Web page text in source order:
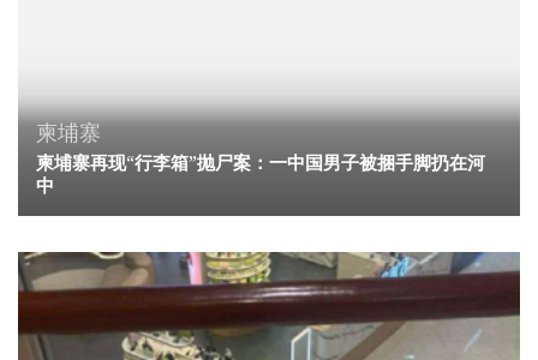
柬埔寨
柬埔寨再现“行李箱”抛尸案：一中国男子被捆手脚扔在河
中